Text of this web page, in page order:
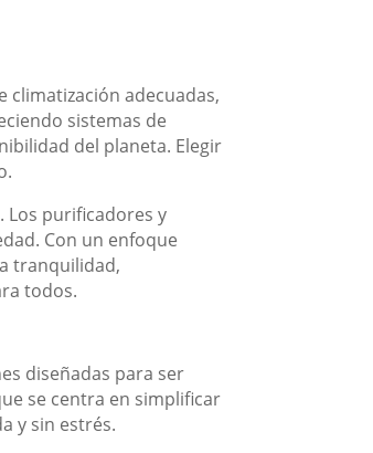
climatización adecuadas,
sistemas de
del planeta. Elegir
Los purificadores y
Con un enfoque
tranquilidad,
todos.
diseñadas para ser
se centra en simplificar
y sin estrés.